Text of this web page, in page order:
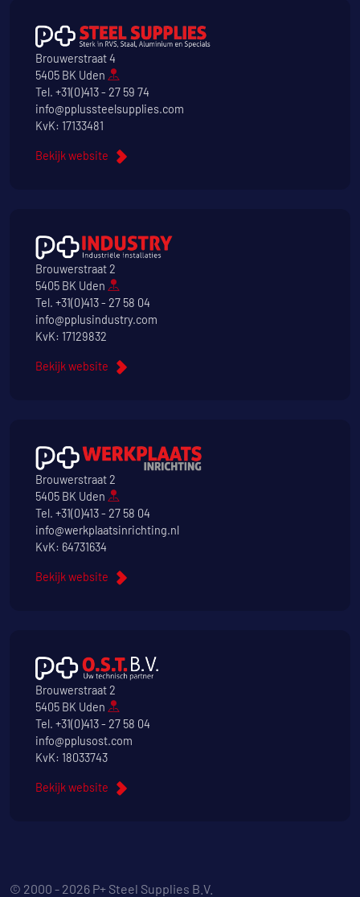
Brouwerstraat 4
5405 BK Uden
Tel. +31(0)413 - 27 59 74
info@pplussteelsupplies.com
KvK: 17133481
Bekijk website
Brouwerstraat 2
5405 BK Uden
Tel. +31(0)413 - 27 58 04
info@pplusindustry.com
KvK: 17129832
Bekijk website
Brouwerstraat 2
5405 BK Uden
Tel. +31(0)413 - 27 58 04
info@werkplaatsinrichting.nl
KvK: 64731634
Bekijk website
Brouwerstraat 2
5405 BK Uden
Tel. +31(0)413 - 27 58 04
info@pplusost.com
KvK: 18033743
Bekijk website
© 2000 - 2026 P+ Steel Supplies B.V.